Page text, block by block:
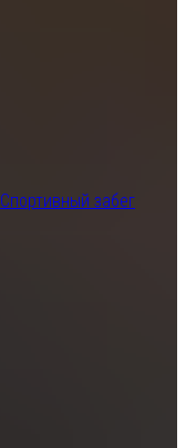
Спортивный забег